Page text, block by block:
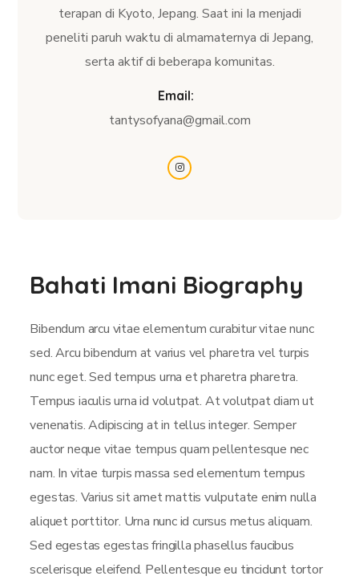
terapan di Kyoto, Jepang. Saat ini Ia menjadi
peneliti paruh waktu di almamaternya di Jepang,
serta aktif di beberapa komunitas.
Email:
tantysofyana@gmail.com
Bahati Imani Biography
Bibendum arcu vitae elementum curabitur vitae nunc
sed. Arcu bibendum at varius vel pharetra vel turpis
nunc eget. Sed tempus urna et pharetra pharetra.
Tempus iaculis urna id volutpat. At volutpat diam ut
venenatis. Adipiscing at in tellus integer. Semper
auctor neque vitae tempus quam pellentesque nec
nam. In vitae turpis massa sed elementum tempus
egestas. Varius sit amet mattis vulputate enim nulla
aliquet porttitor. Urna nunc id cursus metus aliquam.
Sed egestas egestas fringilla phasellus faucibus
scelerisque eleifend. Pellentesque eu tincidunt tortor